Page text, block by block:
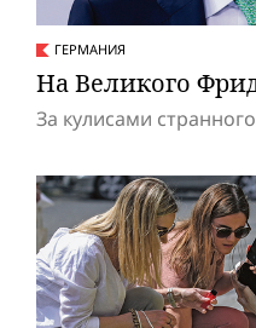
ГЕРМАНИЯ
На Великого
За кулисами